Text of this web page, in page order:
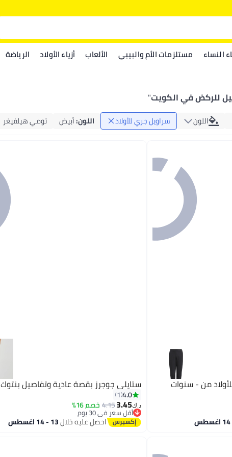
النساء مستلزمات الأم والبيبي الألعاب أزياء الأولاد الرياضة
للركض في الكويت"
اللون سراويل جري للأولاد اللون:أبيض تومي هيلفيغر
ستايلي جوجرز بقصة عادية وتفاصيل بنتوك
4.0
1
د.ك‏3.45
4.15خصم 16%
أقل سعر في 30 يوم
أقل سعر في 30 يوماحصل عليه خلال13 - 14 اغسطس